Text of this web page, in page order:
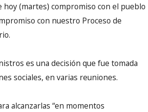
(martes) compromiso con el pueblo
con nuestro Proceso de
es una decisión que fue tomada
sociales, en varias reuniones.
alcanzarlas “en momentos